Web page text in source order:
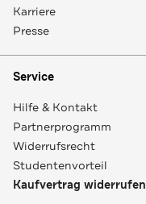
Karriere
Presse
Service
Hilfe & Kontakt
Partnerprogramm
Widerrufsrecht
Studentenvorteil
Kaufvertrag widerrufen